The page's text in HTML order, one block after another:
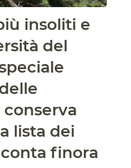
insoliti e
del
lista dei
finora